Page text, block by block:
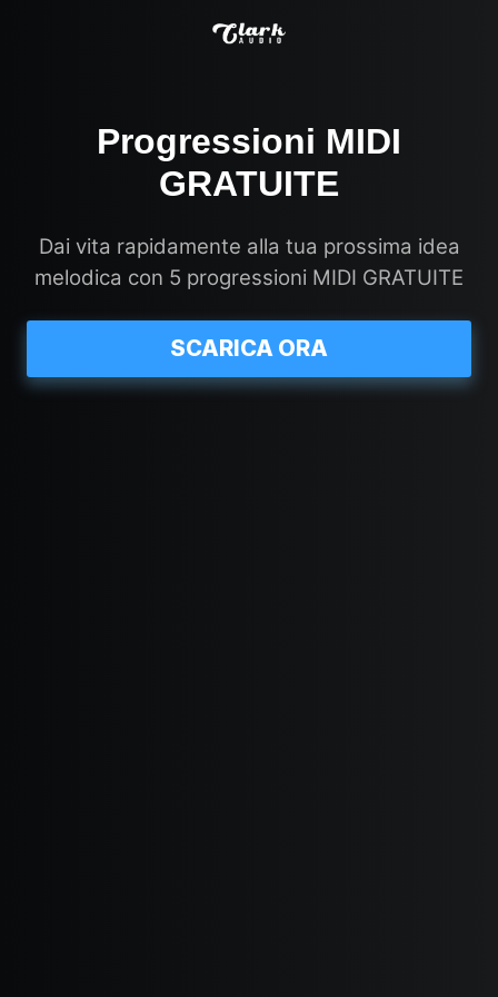
Progressioni MIDI
GRATUITE
Dai vita rapidamente alla tua prossima idea
melodica con 5 progressioni MIDI GRATUITE
SCARICA ORA